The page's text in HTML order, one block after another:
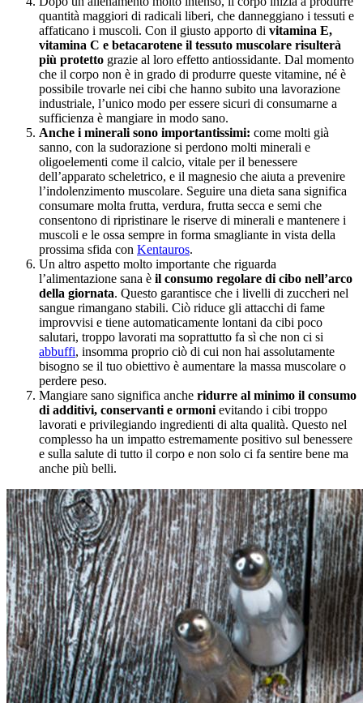
quantità maggiori di radicali liberi, che danneggiano i tessuti e
affaticano i muscoli. Con il giusto apporto di vitamina E,
vitamina C e betacarotene il tessuto muscolare risulterà
più protetto grazie al loro effetto antiossidante. Dal momento
che il corpo non è in grado di produrre queste vitamine, né è
possibile trovarle nei cibi che hanno subito una lavorazione
industriale, l’unico modo per essere sicuri di consumarne a
sufficienza è mangiare in modo sano.
Anche i minerali sono importantissimi: come molti già
sanno, con la sudorazione si perdono molti minerali e
oligoelementi come il calcio, vitale per il benessere
dell’apparato scheletrico, e il magnesio che aiuta a prevenire
l’indolenzimento muscolare. Seguire una dieta sana significa
consumare molta frutta, verdura, frutta secca e semi che
consentono di ripristinare le riserve di minerali e mantenere i
muscoli e le ossa sempre in forma smagliante in vista della
prossima sfida con Kentauros.
Un altro aspetto molto importante che riguarda
l’alimentazione sana è il consumo regolare di cibo nell’arco
della giornata. Questo garantisce che i livelli di zuccheri nel
sangue rimangano stabili. Ciò riduce gli attacchi di fame
improvvisi e tiene automaticamente lontani da cibi poco
salutari, troppo lavorati ma soprattutto fa sì che non ci si
abbuffi, insomma proprio ciò di cui non hai assolutamente
bisogno se il tuo obiettivo è aumentare la massa muscolare o
perdere peso.
Mangiare sano significa anche ridurre al minimo il consumo
di additivi, conservanti e ormoni evitando i cibi troppo
lavorati e privilegiando ingredienti di alta qualità. Questo nel
complesso ha un impatto estremamente positivo sul benessere
e sulla salute di tutto il corpo e non solo ci fa sentire bene ma
anche più belli.